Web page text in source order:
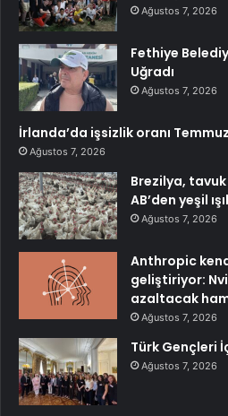
Ağustos 7, 2026
Fethiye
Uğradı
Ağustos 7, 2026
İrlanda’da işsizlik oranı
Ağustos 7, 2026
Brezilya,
AB’den yeşil
Ağustos 7, 2026
Anthropic
geliştiriyor:
azaltacak
Ağustos 7, 2026
Türk Gençleri
Ağustos 7, 2026